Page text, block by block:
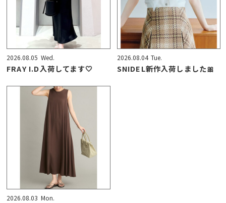
2026.08.05 Wed.
FRAY I.D入荷してます🤍
2026.08.04 Tue.
SNIDEL新作入荷しました🎀
2026.08.03 Mon.